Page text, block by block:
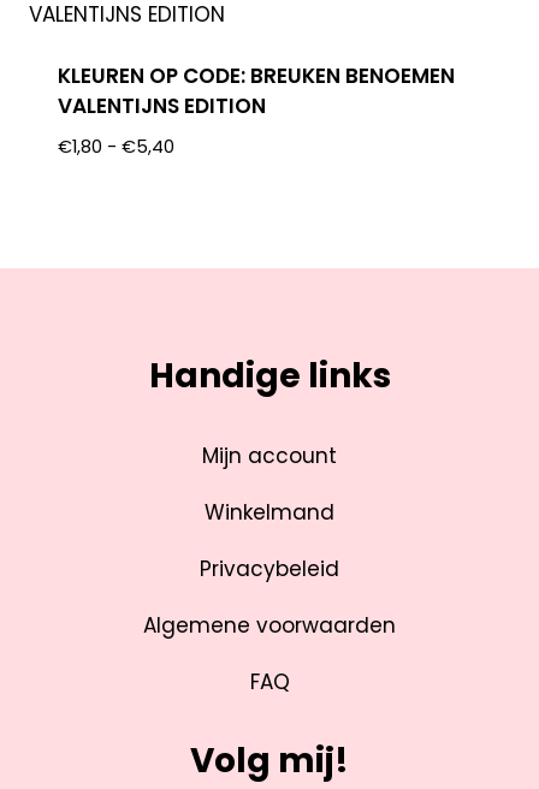
KLEUREN OP CODE: BREUKEN BENOEMEN
VALENTIJNS EDITION
€1,80 - €5,40
Handige links
Mijn account
Winkelmand
Privacybeleid
Algemene voorwaarden
FAQ
Volg mij!